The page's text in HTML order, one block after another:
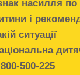
насилля
і
ситуації
500-225